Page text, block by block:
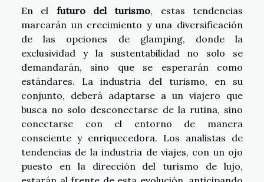
En el futuro del turismo, estas tendencias
marcarán un crecimiento y una diversificación
de las opciones de glamping, donde la
exclusividad y la sustentabilidad no solo se
demandarán, sino que se esperarán como
estándares. La industria del turismo, en su
conjunto, deberá adaptarse a un viajero que
busca no solo desconectarse de la rutina, sino
conectarse con el entorno de manera
consciente y enriquecedora. Los analistas de
tendencias de la industria de viajes, con un ojo
puesto en la dirección del turismo de lujo,